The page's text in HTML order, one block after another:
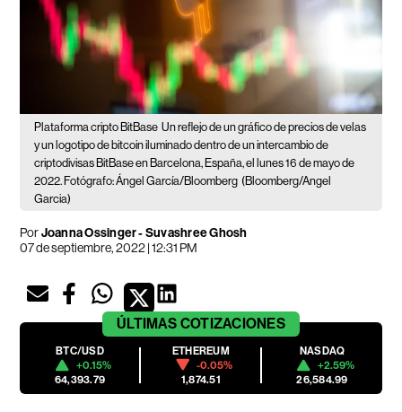
Plataforma cripto BitBase Un reflejo de un gráfico de precios de velas
y un logotipo de bitcoin iluminado dentro de un intercambio de
criptodivisas BitBase en Barcelona, España, el lunes 16 de mayo de
2022. Fotógrafo: Ángel García/Bloomberg (Bloomberg/Angel
Garcia)
PorJoanna Ossinger - Suvashree Ghosh
07 de septiembre, 2022 | 12:31 PM
ÚLTIMAS COTIZACIONES
BTC/USD
+0.15%
64,393.79
ETHEREUM
-0.05%
1,874.51
NASDAQ
+2.59%
26,584.99